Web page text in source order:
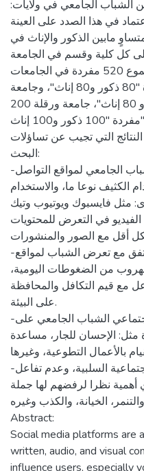
الشباب الجامعي في ولايات:
في هذا الصدد على العينة
مابين الذكور والإناث في
مقسمة على كل كلية وقسم في الجامعة.
وفي هذا الصدد تم التوصل لمجموع 520 مفردة في الجامعات
الثلاث: جامعة الوادي 160 مفردة "80 ذكور و80 إناث"، وجامعة
بسكرة 160 مفردة "80 ذكور و 80 إناث"، جامعة ورقلة 200
مفردة "100 ذكور و100 إناث".
التي تجيب عن تساؤلات
البحث:
-تنوعت عادات وأنماط استخدام الشباب الجامعي لمواقع التواصل
الكثيف نوعا ما، والاستخدام
مثل فايسبوك ويوتيوب وتيك
في التعرض للمحتويات
أقل مع الصور والمنشورات.
-تعدد الدوافع القيمية التي تتفق مع تعرض الشباب لمواقع
من الضغوطات اليومية،
مع قيم التكافل والمحافظة
على البيئة.
-تحث مضامين مواقع التواصل الاجتماعي الشباب الجامعي على
الإحسان للجار، مساعدة
بالأعمال التطوعية، وغيرها.
-كثرة تداول رسائل القيم الاجتماعية السلبية، وعدم تفاعل
أهمية نظرا لرفضهم لها جملة
الخيانة، والكذب وغيره.
Abstract:
Social media platforms are
written, audio, and visual
influence users, especially